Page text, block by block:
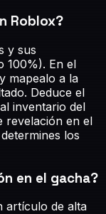
Roblox?
y sus
100%). En el
mapealo a la
Deduce el
inventario del
revelación en el
los
en el gacha?
artículo de alta